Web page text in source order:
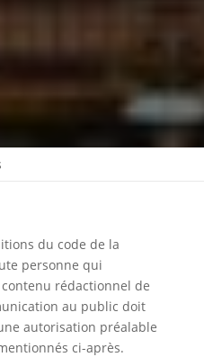
du code de la
personne qui
rédactionnel de
au public doit
autorisation préalable
ci-après.